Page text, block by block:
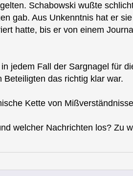
Schabowski wußte
gab. Aus Unkenntnis hat er
hatte, bis er von einem
jedem Fall der Sargnagel für
das richtig klar war.
Kette von
welcher Nachrichten los? Zu